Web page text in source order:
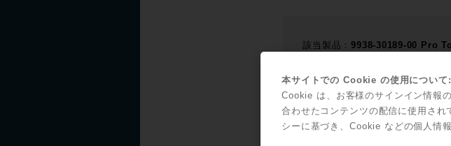
該当製品： 9938-30189-00 Pro
該当のProToolsバージョンをご
Pro Tools 2022.4以降へのアッ
本サイトでの Cookie の使用について:
Cookie は、お客様のサインイン情報
合わせたコンテンツの配信に使用され
シーに基づき、Cookie などの個人情